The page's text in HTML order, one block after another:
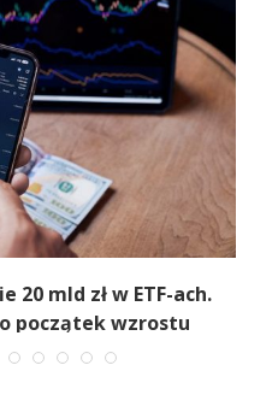
20 mld zł w ETF-ach.
początek wzrostu